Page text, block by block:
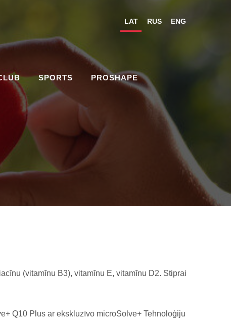
LAT RUS ENG
SPORTS PROSHAPE
(vitamīnu B3), vitamīnu E, vitamīnu D2. Stiprai
Q10 Plus ar ekskluzīvo microSolve+ Tehnoloģiju